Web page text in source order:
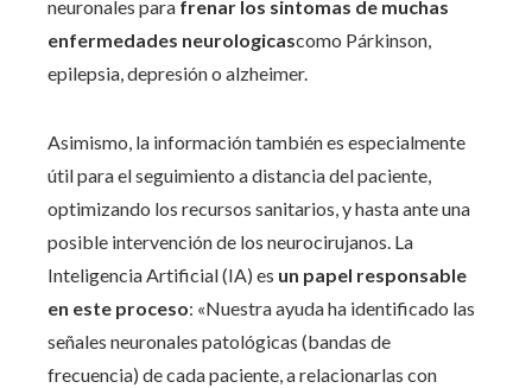
neuronales para frenar los sintomas de muchas
enfermedades neurologicascomo Párkinson,
epilepsia, depresión o alzheimer.
Asimismo, la información también es especialmente
útil para el seguimiento a distancia del paciente,
optimizando los recursos sanitarios, y hasta ante una
posible intervención de los neurocirujanos. La
Inteligencia Artificial (IA) es un papel responsable
en este proceso: «Nuestra ayuda ha identificado las
señales neuronales patológicas (bandas de
frecuencia) de cada paciente, a relacionarlas con